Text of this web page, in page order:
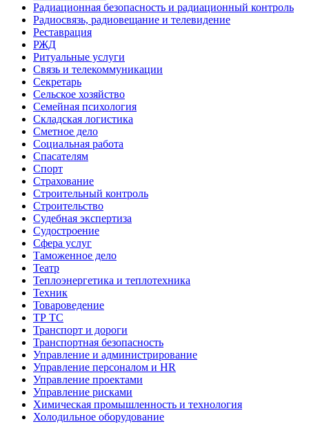
Радиационная безопасность и радиационный контроль
Радиосвязь, радиовещание и телевидение
Реставрация
РЖД
Ритуальные услуги
Связь и телекоммуникации
Секретарь
Сельское хозяйство
Семейная психология
Складская логистика
Сметное дело
Социальная работа
Спасателям
Спорт
Страхование
Строительный контроль
Строительство
Судебная экспертиза
Судостроение
Сфера услуг
Таможенное дело
Театр
Теплоэнергетика и теплотехника
Техник
Товароведение
ТР ТС
Транспорт и дороги
Транспортная безопасность
Управление и администрирование
Управление персоналом и HR
Управление проектами
Управление рисками
Химическая промышленность и технология
Холодильное оборудование